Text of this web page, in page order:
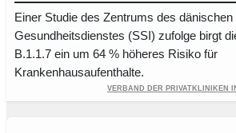
Einer Studie des Zentrums des dänischen
Gesundheitsdienstes (SSI) zufolge birgt
B.1.1.7 ein um 64 % höheres Risiko für
Krankenhausaufenthalte.
Verband der Privatkliniken